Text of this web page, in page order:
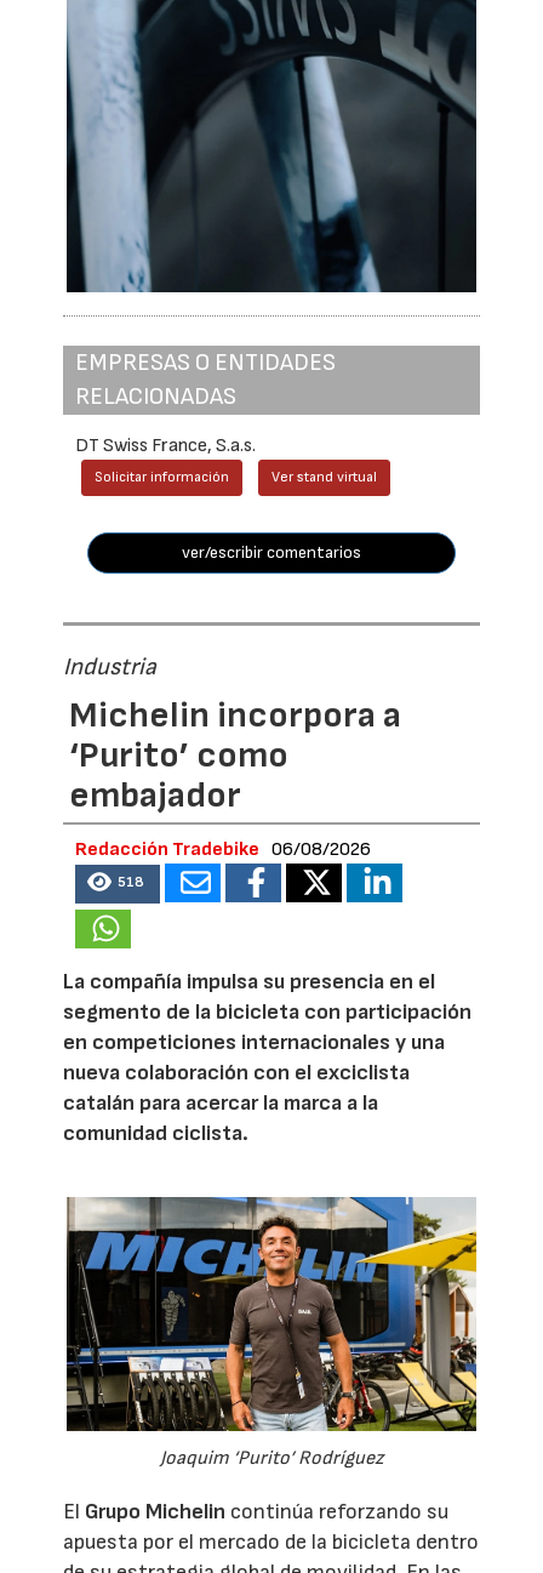
EMPRESAS O ENTIDADES
RELACIONADAS
DT Swiss France, S.a.s.
Solicitar información Ver stand virtual
ver/escribir comentarios
Industria
Michelin incorpora a
‘Purito’ como
embajador
Redacción Tradebike 06/08/2026
518
La compañía impulsa su presencia en el
segmento de la bicicleta con participación
en competiciones internacionales y una
nueva colaboración con el exciclista
catalán para acercar la marca a la
comunidad ciclista.
Joaquim ‘Purito’ Rodríguez
El Grupo Michelin continúa reforzando su
apuesta por el mercado de la bicicleta dentro